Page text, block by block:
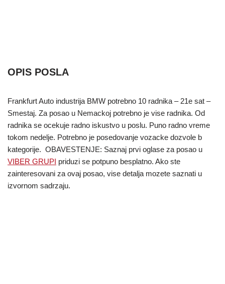
OPIS POSLA
Frankfurt Auto industrija BMW potrebno 10 radnika – 21e sat –
Smestaj. Za posao u Nemackoj potrebno je vise radnika. Od
radnika se ocekuje radno iskustvo u poslu. Puno radno vreme
tokom nedelje. Potrebno je posedovanje vozacke dozvole b
kategorije. OBAVESTENJE: Saznaj prvi oglase za posao u
VIBER GRUPI priduzi se potpuno besplatno. Ako ste
zainteresovani za ovaj posao, vise detalja mozete saznati u
izvornom sadrzaju.